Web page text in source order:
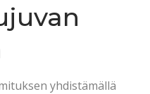
yhdistämällä